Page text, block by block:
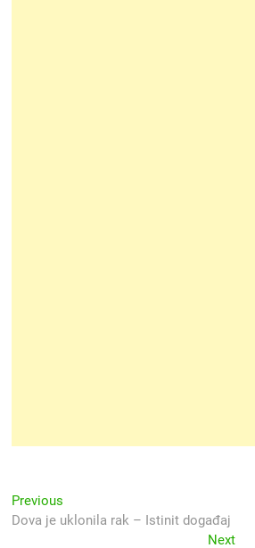
Navigacija
objava
Previous
post:
Dova je uklonila rak – Istinit događaj
NextNext